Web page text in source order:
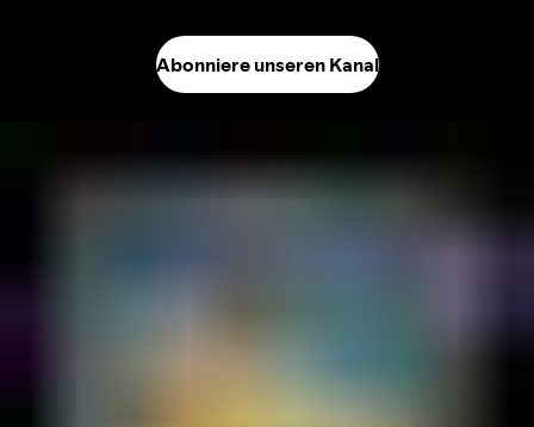
Abonniere unseren Kanal